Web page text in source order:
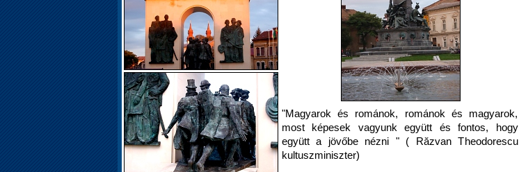
"Magyarok és románok, románok és magyarok,
most képesek vagyunk együtt és fontos, hogy
együtt a jövőbe nézni " ( Răzvan Theodorescu
kultuszminiszter)